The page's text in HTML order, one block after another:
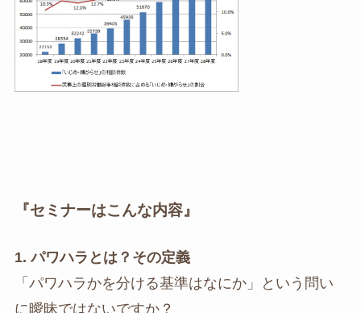
『セミナーはこんな内容』
1. パワハラとは？その定義
「パワハラかを分ける基準はなにか」という問い
に曖昧ではないですか？